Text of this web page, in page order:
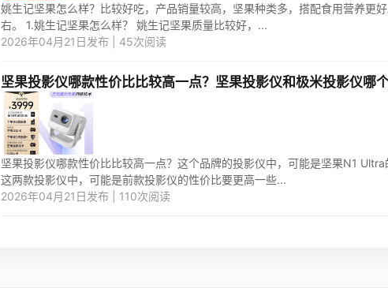
姚生记坚果怎么样？比较好吃，产品销量较高，坚果种类多，搭配食用营养更
右。 1.姚生记坚果怎么样？ 姚生记坚果质量比较好，...
2026年04月21日发布 | 45次阅读
坚果投影仪哪款性价比比较高一点？坚果投影仪和极米投影仪哪
坚果投影仪哪款性价比比较高一点？这个品牌的投影仪中，可能是坚果N1
这两款投影仪中，可能是前款投影仪的性价比要更高一些...
2026年04月21日发布 | 110次阅读